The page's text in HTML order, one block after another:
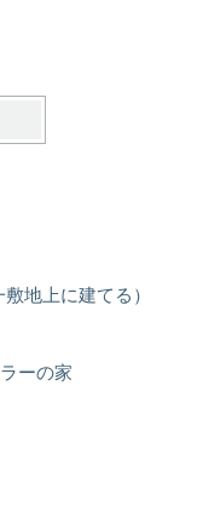
地上に建てる）
ーの家